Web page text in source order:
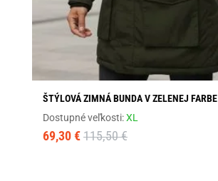
ŠTÝLOVÁ ZIMNÁ BUNDA V ZELENEJ FARBE
Dostupné veľkosti:XL
69,30 € 115,50 €